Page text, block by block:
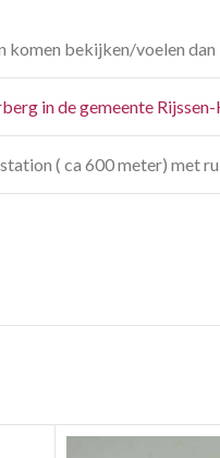
komen bekijken/voelen
in de gemeente
( ca 600 meter) met